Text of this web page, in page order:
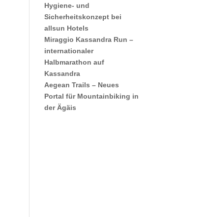
Hygiene- und
Sicherheitskonzept bei
allsun Hotels
Miraggio Kassandra Run –
internationaler
Halbmarathon auf
Kassandra
Aegean Trails – Neues
Portal für Mountainbiking in
der Ägäis